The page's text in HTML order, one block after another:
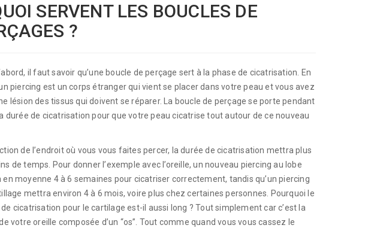
SERVENT LES BOUCLES DE
?
il faut savoir qu’une boucle de perçage sert à la phase de cicatrisation. En
piercing est un corps étranger qui vient se placer dans votre peau et vous avez
lésion des tissus qui doivent se réparer. La boucle de perçage se porte pendant
durée de cicatrisation pour que votre peau cicatrise tout autour de ce nouveau
de l’endroit où vous vous faites percer, la durée de cicatrisation mettra plus
de temps. Pour donner l’exemple avec l’oreille, un nouveau piercing au lobe
moyenne 4 à 6 semaines pour cicatriser correctement, tandis qu’un piercing
mettra environ 4 à 6 mois, voire plus chez certaines personnes. Pourquoi le
cicatrisation pour le cartilage est-il aussi long ? Tout simplement car c’est la
votre oreille composée d’un “os”. Tout comme quand vous vous cassez le